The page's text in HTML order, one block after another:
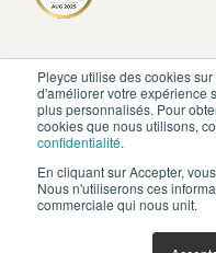
Pleyce utilise des cookies
d'améliorer votre expérience
plus personnalisés. Pour
cookies que nous utilisons,
confidentialité.
En cliquant sur Accepter,
Nous n'utiliserons ces
commerciale qui nous unit.
Politique de